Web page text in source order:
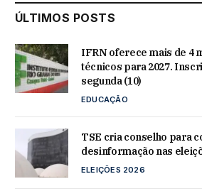
ÚLTIMOS POSTS
IFRN oferece mais de 4
técnicos para 2027.
segunda (10)
EDUCAÇÃO
TSE cria conselho para
desinformação nas
ELEIÇÕES 2026